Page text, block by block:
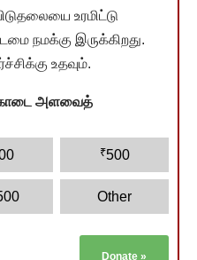
உரமிட்டு
நமக்கு இருக்கிறது.
உதவும்.
அளவைத்
₹500
Other
Donate »